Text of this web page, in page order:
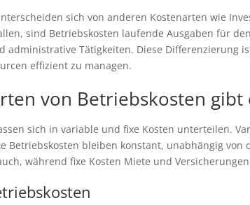
sich von anderen Kostenarten wie
sind Betriebskosten laufende Ausgaben für
administrative Tätigkeiten. Diese Differenzierung
effizient zu managen.
von Betriebskosten gibt
sich in variable und fixe Kosten unterteilen.
Betriebskosten bleiben konstant, unabhängig
während fixe Kosten Miete und